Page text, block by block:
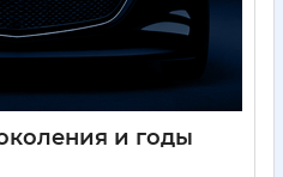
и годы